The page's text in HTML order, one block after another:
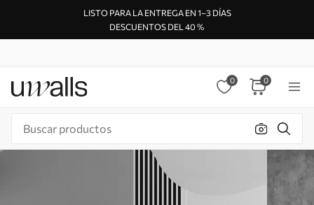
LISTO PARA LA ENTREGA EN 1–3 DÍAS
DESCUENTOS DEL 40 %
0 0